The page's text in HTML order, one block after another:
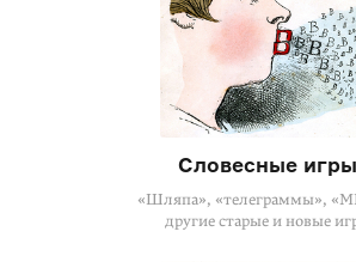
Словесные игры
«Шляпа», «телеграммы»,
другие старые и новые